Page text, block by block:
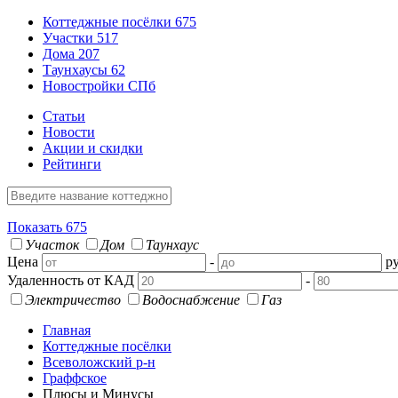
Коттеджные посёлки 675
Участки 517
Дома 207
Таунхаусы 62
Новостройки СПб
Статьи
Новости
Акции и скидки
Рейтинги
Показать 675
Участок
Дом
Таунхаус
Цена
-
Удаленность от КАД
-
Электричество
Водоснабжение
Газ
Главная
Коттеджные посёлки
Всеволожский р-н
Граффское
Плюсы и Минусы